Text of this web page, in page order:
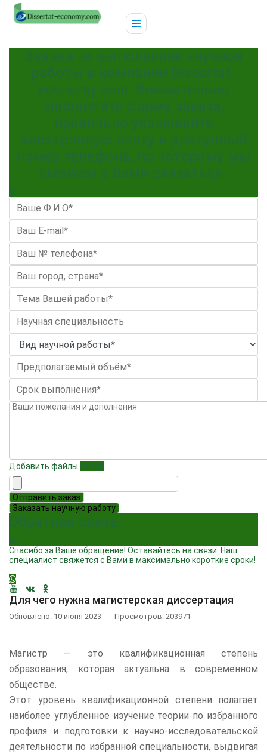
Заявка на выполнение научной
работы в компании Dissertat-
economy.com. Внимательно
заполняйте форму заказа,
правильно указывайте
электронную почту и доступный
номер телефона, по которому мы
сможем с Вами связаться.
Добавить файлы Обзор
Отправить заказ
Заказать научную работу
Обратная связь
Спасибо за Ваше обращение! Оставайтесь на связи. Наш
специалист свяжется с Вами в максимально короткие сроки!
Для чего нужна магистерская диссертация
Обновлено: 10 июня 2023 Просмотров: 203971
Магистр — это квалификационная степень
образования, которая актуальна в современном
обществе.
Этот уровень квалификационной степени полагает
наиболее углубленное изучение теории по избранного
профиля и подготовки к научно-исследовательской
деятельности по избранной специальности, выдвигая